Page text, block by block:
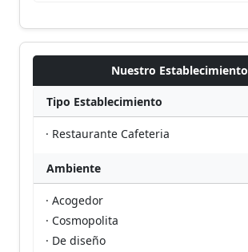
Nuestro Establecimiento
Tipo Establecimiento
· Restaurante Cafeteria
Ambiente
· Acogedor
· Cosmopolita
· De diseño